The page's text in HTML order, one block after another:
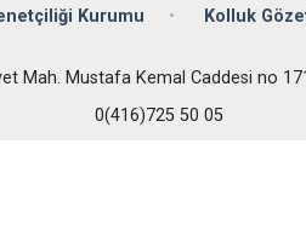
Kurumu Kolluk
Mah. Mustafa Kemal Caddesi no
0(416)725 50 05